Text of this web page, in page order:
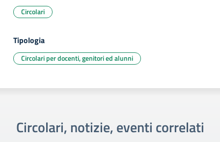
Circolari
Tipologia
Circolari per docenti, genitori ed alunni
Circolari, notizie, eventi correlati